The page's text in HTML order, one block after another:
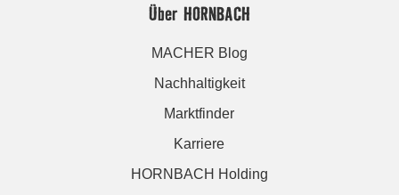
Über HORNBACH
MACHER Blog
Nachhaltigkeit
Marktfinder
Karriere
HORNBACH Holding